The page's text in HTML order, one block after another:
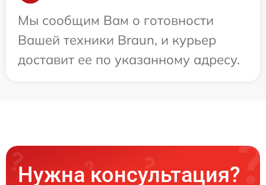
Мы сообщим Вам о готовности
Вашей техники Braun, и курьер
доставит ее по указанному адресу.
Нужна консультация?